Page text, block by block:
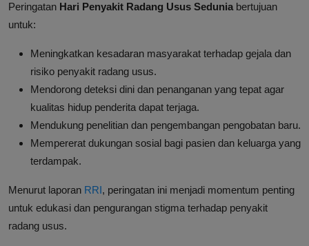
Peringatan Hari Penyakit Radang Usus Seduniabertujuan
untuk:
Meningkatkan kesadaran masyarakat terhadap gejala dan
risiko penyakit radang usus.
Mendorong deteksi dini dan penanganan yang tepat agar
kualitas hidup penderita dapat terjaga.
Mendukung penelitian dan pengembangan pengobatan baru.
Mempererat dukungan sosial bagi pasien dan keluarga yang
terdampak.
Menurut laporan RRI, peringatan ini menjadi momentum penting
untuk edukasi dan pengurangan stigma terhadap penyakit
radang usus.